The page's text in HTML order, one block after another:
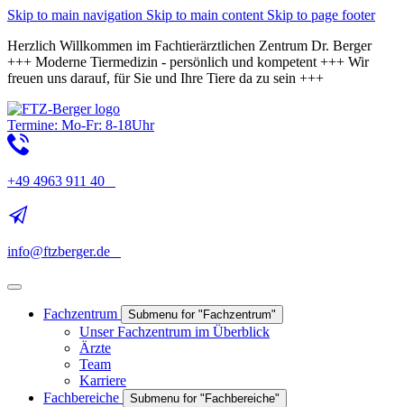
Skip to main navigation Skip to main content Skip to page footer
Herzlich Willkommen im Fachtierärztlichen Zentrum Dr. Berger
+++ Moderne Tiermedizin - persönlich und kompetent +++ Wir
freuen uns darauf, für Sie und Ihre Tiere da zu sein +++
Termine: Mo-Fr: 8-18Uhr
+49 4963 911 40
info@ftzberger.de
Fachzentrum Submenu for "Fachzentrum"
Unser Fachzentrum im Überblick
Ärzte
Team
Karriere
Fachbereiche
Submenu for "Fachbereiche"